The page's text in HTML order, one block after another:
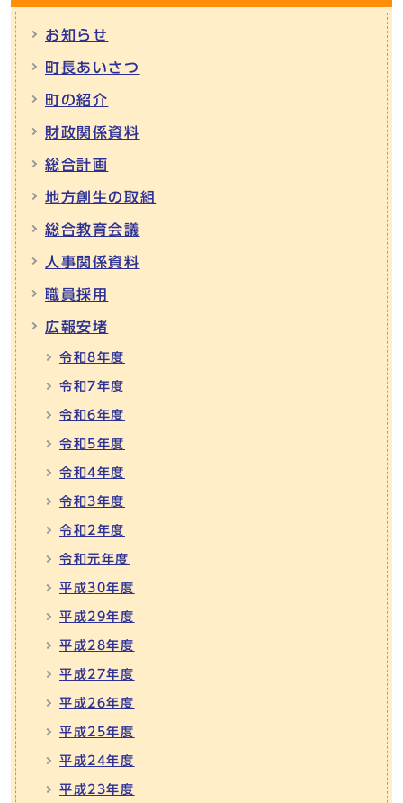
お知らせ
町長あいさつ
町の紹介
財政関係資料
総合計画
地方創生の取組
総合教育会議
人事関係資料
職員採用
広報安堵
令和8年度
令和7年度
令和6年度
令和5年度
令和4年度
令和3年度
令和2年度
令和元年度
平成30年度
平成29年度
平成28年度
平成27年度
平成26年度
平成25年度
平成24年度
平成23年度